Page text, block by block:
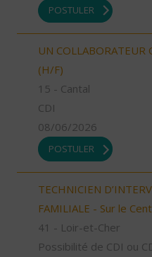
POSTULER
UN COLLABORATEUR
(H/F)
15 - Cantal
CDI
08/06/2026
POSTULER
TECHNICIEN
FAMILIALE - Sur le
41 - Loir-et-Cher
Possibilité de CDI ou